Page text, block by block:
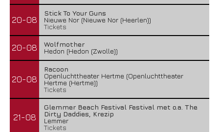
20-08
Stick To Your Guns
Nieuwe Nor (Nieuwe Nor (Heerlen))
Tickets
20-08
Wolfmother
Hedon (Hedon (Zwolle))
20-08
Racoon
Openluchttheater Hertme (Openluchttheater
Hertme (Hertme))
Tickets
21-08
Glemmer Beach Festival Festival met o.a. The
Dirty Daddies, Krezip
Lemmer
Tickets